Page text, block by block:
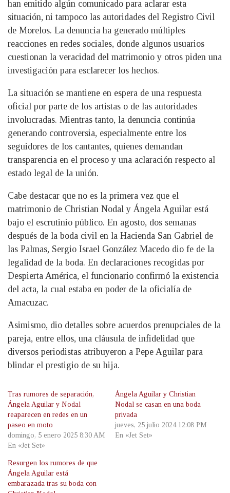
han emitido algún comunicado para aclarar esta
situación, ni tampoco las autoridades del Registro Civil
de Morelos. La denuncia ha generado múltiples
reacciones en redes sociales, donde algunos usuarios
cuestionan la veracidad del matrimonio y otros piden una
investigación para esclarecer los hechos.
La situación se mantiene en espera de una respuesta
oficial por parte de los artistas o de las autoridades
involucradas. Mientras tanto, la denuncia continúa
generando controversia, especialmente entre los
seguidores de los cantantes, quienes demandan
transparencia en el proceso y una aclaración respecto al
estado legal de la unión.
Cabe destacar que no es la primera vez que el
matrimonio de Christian Nodal y Ángela Aguilar está
bajo el escrutinio público. En agosto, dos semanas
después de la boda civil en la Hacienda San Gabriel de
las Palmas, Sergio Israel González Macedo dio fe de la
legalidad de la boda. En declaraciones recogidas por
Despierta América, el funcionario confirmó la existencia
del acta, la cual estaba en poder de la oficialía de
Amacuzac.
Asimismo, dio detalles sobre acuerdos prenupciales de la
pareja, entre ellos, una cláusula de infidelidad que
diversos periodistas atribuyeron a Pepe Aguilar para
blindar el prestigio de su hija.
Tras rumores de separación,
Ángela Aguilar y Nodal
reaparecen en redes en un
paseo en moto
domingo, 5 enero 2025 8:30 AM
En «Jet Set»
Ángela Aguilar y Christian
Nodal se casan en una boda
privada
jueves, 25 julio 2024 12:08 PM
En «Jet Set»
Resurgen los rumores de que
Ángela Aguilar está
embarazada tras su boda con